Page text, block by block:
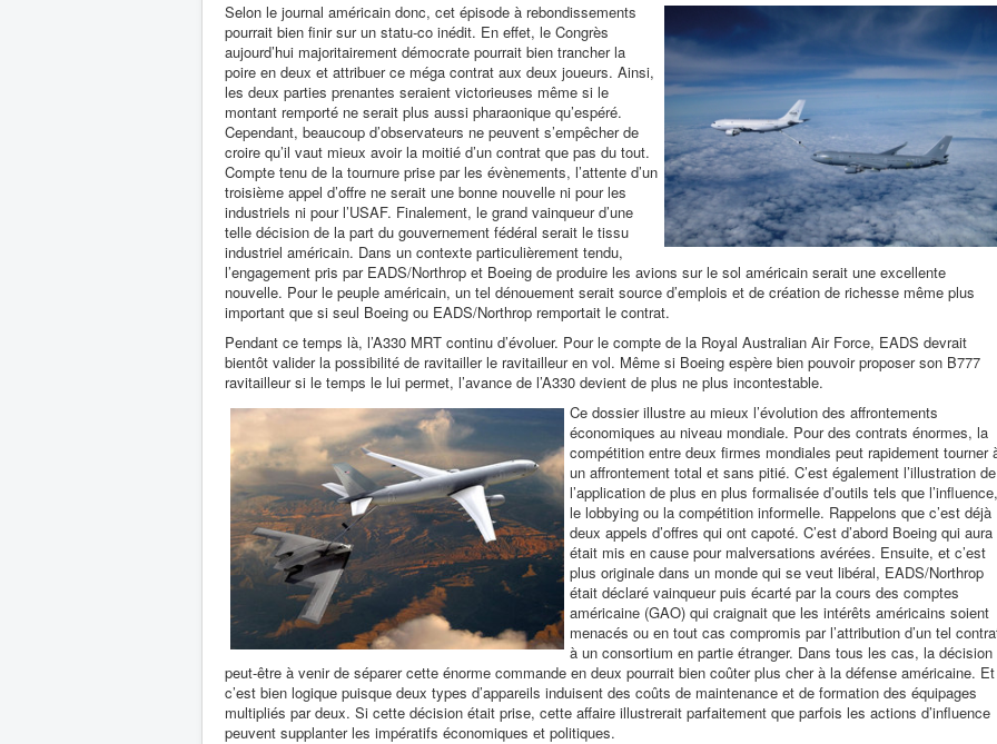
Selon le journal américain donc, cet épisode à rebondissements
pourrait bien finir sur un statu-co inédit. En effet, le Congrès
aujourd’hui majoritairement démocrate pourrait bien trancher la
poire en deux et attribuer ce méga contrat aux deux joueurs. Ainsi,
les deux parties prenantes seraient victorieuses même si le
montant remporté ne serait plus aussi pharaonique qu’espéré.
Cependant, beaucoup d’observateurs ne peuvent s’empêcher de
croire qu’il vaut mieux avoir la moitié d’un contrat que pas du tout.
Compte tenu de la tournure prise par les évènements, l’attente d’un
troisième appel d’offre ne serait une bonne nouvelle ni pour les
industriels ni pour l’USAF. Finalement, le grand vainqueur d’une
telle décision de la part du gouvernement fédéral serait le tissu
industriel américain. Dans un contexte particulièrement tendu,
l’engagement pris par EADS/Northrop et Boeing de produire les avions sur le sol américain serait une excellente
nouvelle. Pour le peuple américain, un tel dénouement serait source d’emplois et de création de richesse même plus
important que si seul Boeing ou EADS/Northrop remportait le contrat.
Pendant ce temps là, l’A330 MRT continu d’évoluer. Pour le compte de la Royal Australian Air Force, EADS devrait
bientôt valider la possibilité de ravitailler le ravitailleur en vol. Même si Boeing espère bien pouvoir proposer son B777
ravitailleur si le temps le lui permet, l’avance de l’A330 devient de plus ne plus incontestable.
Ce dossier illustre au mieux l’évolution des affrontements
économiques au niveau mondiale. Pour des contrats énormes, la
compétition entre deux firmes mondiales peut rapidement tourner
un affrontement total et sans pitié. C’est également l’illustration de
l’application de plus en plus formalisée d’outils tels que l’influence,
le lobbying ou la compétition informelle. Rappelons que c’est déjà
deux appels d’offres qui ont capoté. C’est d’abord Boeing qui aura
était mis en cause pour malversations avérées. Ensuite, et c’est
plus originale dans un monde qui se veut libéral, EADS/Northrop
était déclaré vainqueur puis écarté par la cours des comptes
américaine (GAO) qui craignait que les intérêts américains soient
menacés ou en tout cas compromis par l’attribution d’un tel
à un consortium en partie étranger. Dans tous les cas, la décision
peut-être à venir de séparer cette énorme commande en deux pourrait bien coûter plus cher à la défense américaine. Et
c’est bien logique puisque deux types d’appareils induisent des coûts de maintenance et de formation des équipages
multipliés par deux. Si cette décision était prise, cette affaire illustrerait parfaitement que parfois les actions d’influence
peuvent supplanter les impératifs économiques et politiques.